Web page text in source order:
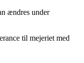
ændres under
til mejeriet med